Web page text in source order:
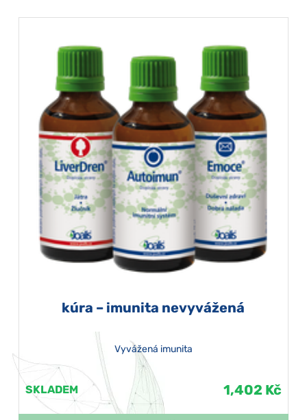
kúra – imunita nevyvážená
Vyvážená imunita
SKLADEM 1,402 Kč